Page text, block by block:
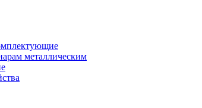
металлическим